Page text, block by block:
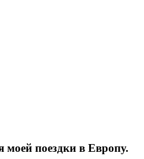
моей поездки в Европу.